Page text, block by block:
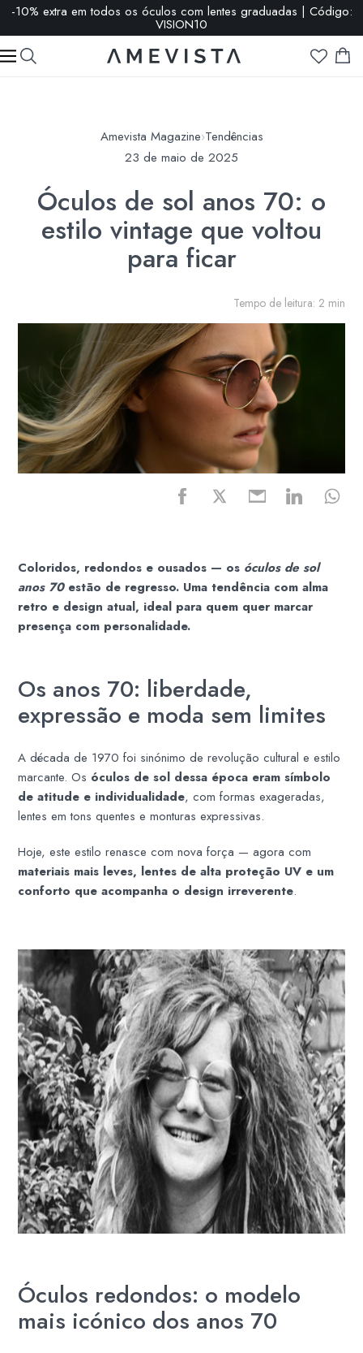
-10% extra em todos os óculos com lentes graduadas | Código:
VISION10
Amevista Magazine›Tendências
23 de maio de 2025
Óculos de sol anos 70: o
estilo vintage que voltou
para ficar
Tempo de leitura: 2 min
Coloridos, redondos e ousados — os óculos de sol
anos 70estão de regresso. Uma tendência com alma
retro e design atual, ideal para quem quer marcar
presença com personalidade.
Os anos 70: liberdade,
expressão e moda sem limites
A década de 1970 foi sinónimo de revolução cultural e estilo
marcante. Os óculos de sol dessa época eram símbolo
de atitude e individualidade, com formas exageradas,
lentes em tons quentes e monturas expressivas.
Hoje, este estilo renasce com nova força — agora com
materiais mais leves, lentes de alta proteção UV e um
conforto que acompanha o design irreverente.
Óculos redondos: o modelo
mais icónico dos anos 70